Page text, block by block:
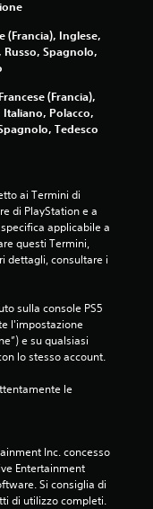
(Francia), Inglese,
Russo, Spagnolo,
(Francia),
Italiano, Polacco,
Tedesco
ai Termini di
di PlayStation e a
applicabile a
questi Termini,
dettagli, consultare i
sulla console PS5
l'impostazione
e su qualsiasi
lo stesso account.
le
Inc. concesso
Entertainment
Si consiglia di
di utilizzo completi.